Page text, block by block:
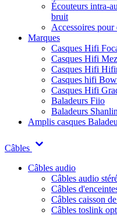
Écouteurs intra-
bruit
Accessoires pour
Marques
Casques Hifi
Casques Hifi
Casques Hifi
Casques hifi
Casques Hifi
Baladeurs Fiio
Baladeurs
Amplis casques
Câbles
Câbles audio
Câbles audio
Câbles
Câbles caisson
Câbles toslink